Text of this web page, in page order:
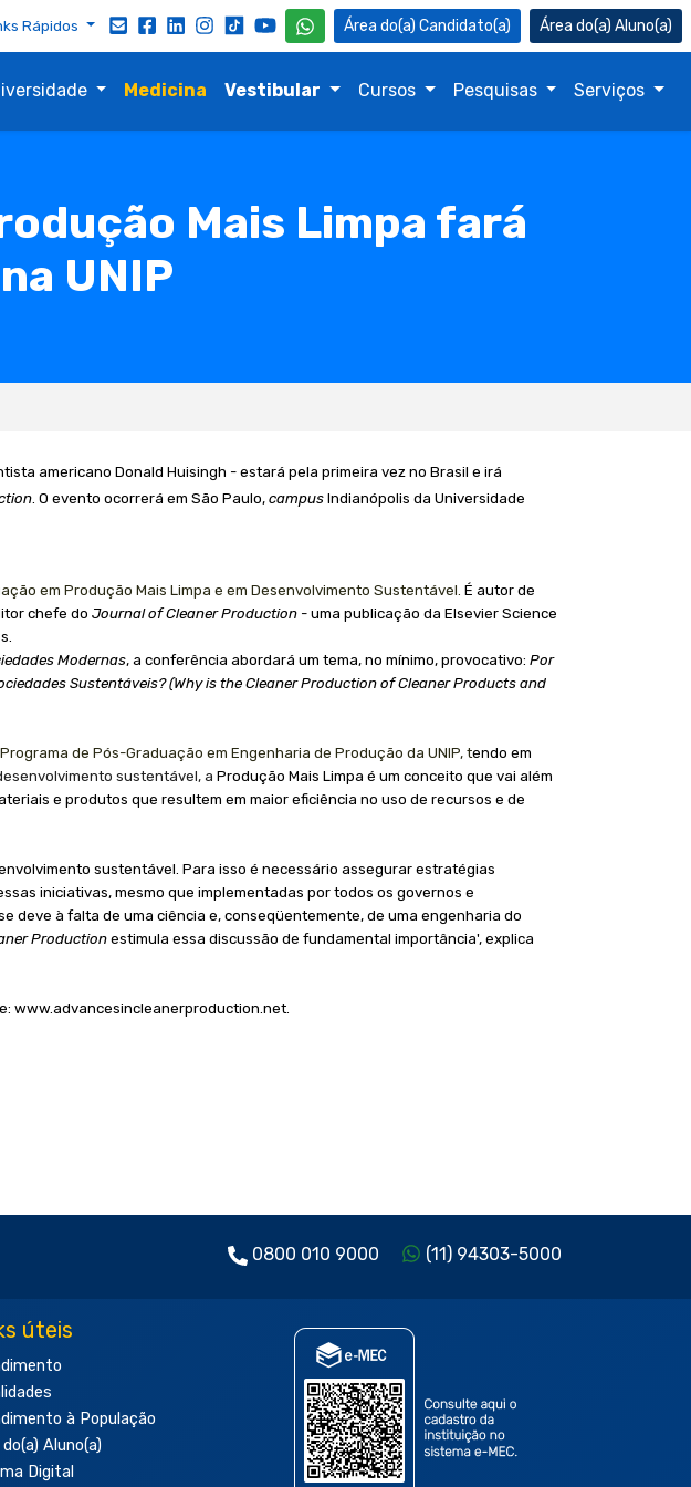
Rápidos Candidato(a) Aluno(a)
Medicina Vestibular Cursos Pesquisas Serviços
Mais Limpa fará
UNIP
americano Donald Huisingh - estará pela primeira vez no Brasil e irá
. O evento ocorrerá em São Paulo, campus Indianópolis da Universidade
em Produção Mais Limpa e em Desenvolvimento Sustentável. É autor de
chefe do Journal of Cleaner Production - uma publicação da Elsevier Science
Modernas, a conferência abordará um tema, no mínimo, provocativo: Por
Sustentáveis? (Why is the Cleaner Production of Cleaner Products and
de Pós-Graduação em Engenharia de Produção da UNIP, tendo em
sustentável, a Produção Mais Limpa é um conceito que vai além
e produtos que resultem em maior eficiência no uso de recursos e de
sustentável. Para isso é necessário assegurar estratégias
iniciativas, mesmo que implementadas por todos os governos e
deve à falta de uma ciência e, conseqüentemente, de uma engenharia do
Productionestimula essa discussão de fundamental importância', explica
www.advancesincleanerproduction.net
0800 010 9000 (11) 94303-5000
úteis
à População
Aluno(a)
Digital